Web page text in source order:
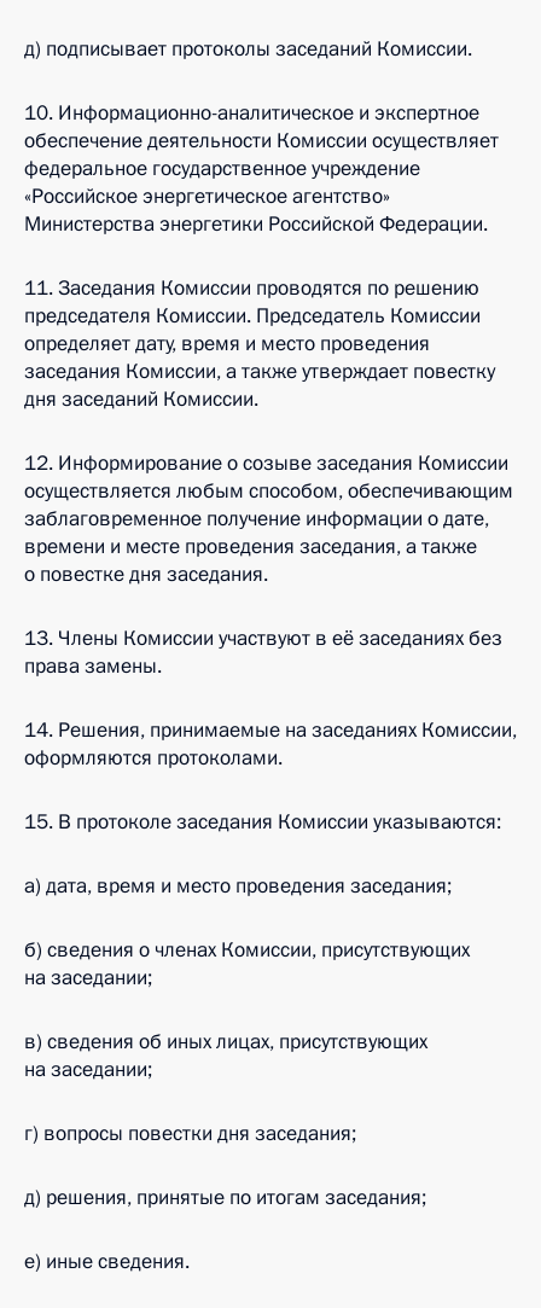
д) подписывает протоколы заседаний Комиссии.
10. Информационно-аналитическое и экспертное
обеспечение деятельности Комиссии осуществляет
федеральное государственное учреждение
«Российское энергетическое агентство»
Министерства энергетики Российской Федерации.
11. Заседания Комиссии проводятся по решению
председателя Комиссии. Председатель Комиссии
определяет дату, время и место проведения
заседания Комиссии, а также утверждает повестку
дня заседаний Комиссии.
12. Информирование о созыве заседания Комиссии
осуществляется любым способом, обеспечивающим
заблаговременное получение информации о дате,
времени и месте проведения заседания, а также
о повестке дня заседания.
13. Члены Комиссии участвуют в её заседаниях без
права замены.
14. Решения, принимаемые на заседаниях Комиссии,
оформляются протоколами.
15. В протоколе заседания Комиссии указываются:
а) дата, время и место проведения заседания;
б) сведения о членах Комиссии, присутствующих
на заседании;
в) сведения об иных лицах, присутствующих
на заседании;
г) вопросы повестки дня заседания;
д) решения, принятые по итогам заседания;
е) иные сведения.